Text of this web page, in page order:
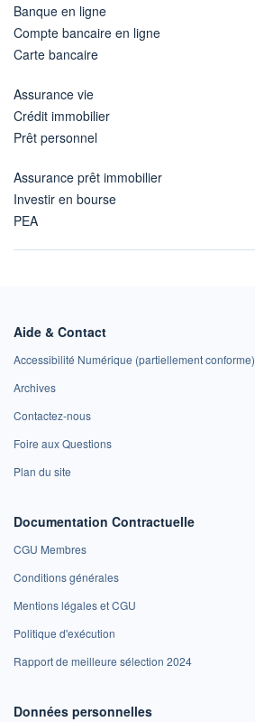
Banque en ligne
Compte bancaire en ligne
Carte bancaire
Assurance vie
Crédit immobilier
Prêt personnel
Assurance prêt immobilier
Investir en bourse
PEA
Aide & Contact
Accessibilité Numérique (partiellement conforme)
Archives
Contactez-nous
Foire aux Questions
Plan du site
Documentation Contractuelle
CGU Membres
Conditions générales
Mentions légales et CGU
Politique d'exécution
Rapport de meilleure sélection 2024
Données personnelles